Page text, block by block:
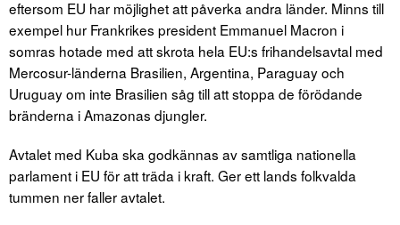
eftersom EU har möjlighet att påverka andra länder. Minns till
exempel hur Frankrikes president Emmanuel Macron i
somras hotade med att skrota hela EU:s frihandelsavtal med
Mercosur-länderna Brasilien, Argentina, Paraguay och
Uruguay om inte Brasilien såg till att stoppa de förödande
bränderna i Amazonas djungler.
Avtalet med Kuba ska godkännas av samtliga nationella
parlament i EU för att träda i kraft. Ger ett lands folkvalda
tummen ner faller avtalet.